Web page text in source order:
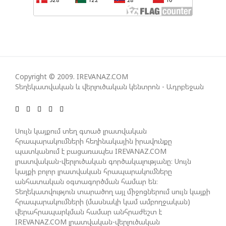
ՀԱՊԿ-Ի ՄԱՍՆԱԿՑՈՒԹՅՈՒՆԸ ՂԱՐԱԲԱՂՅԱՆ
ԳՈՐԾՈՒՆԵՈՒԹՅՈՒՆ ԱԴՐԲԵՋԱՆՈՒՄ ԱՆՕՐԻՆԱԿԱՆ
Է ՃԱՆԱՉՎԵԼ
ՄԱԼԴԻՎՑԻ ԳՈՐԾԸՆԿԵՐ ՄՈՀԱՄՄԵԴ ՄՈՒԻԶԱՅԻՆ.
«ՄԵՆՔ ԳՈՀ ԵՆՔ ԱԴՐԲԵՋԱՆԻ ԵՎ ՄԱԼԴԻՎՆԵՐԻ
ՄԻՋԵՎ ՀԱՐԱԲԵՐՈՒԹՅՈՒՆՆԵՐԻ ԴԻՆԱՄԻԿ
ԶԱՐԳԱՑՈՒՄԻՑ»
ՇԱՐՈՒՆԱԿՎՈՒՄ Է «ՄԵԾ ՎԵՐԱԴԱՐՁ» ԾՐԱԳՐԻ
ԻՐԱԿԱՆԱՑՈՒՄԸ
Copyright © 2009. IREVANAZ.COM
Տեղեկատվական և վերլուծական կենտրոն - Ադրբեջան
Սույն կայքում տեղ գտած լրատվական
հրապարակումների հեղինակային իրավունքը
պատկանում է բացառապես IREVANAZ.COM
լրատվական-վերլուծական գործակալությանը։ Սույն
կայքի բոլոր լրատվական հրապարակումները
անհատական օգտագործման համար են։
Տեղեկատվություն տարածող այլ միջոցներում սույն կայքի
հրապարակումների (մասնակի կամ ամբողջական)
վերահրապարկման համար անհրաժեշտ է
IREVANAZ.COM լրատվական-վերլուծական